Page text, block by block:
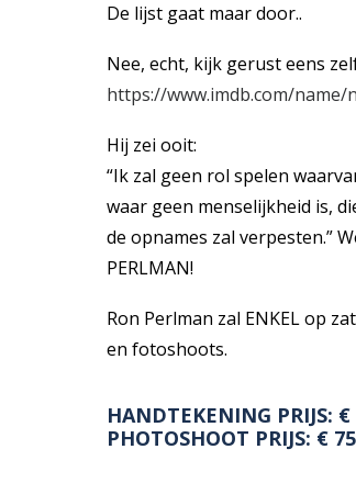
De lijst gaat maar door..
Nee, echt, kijk gerust eens
https://www.imdb.com/name/
Hij zei ooit:
“Ik zal geen rol spelen
waar geen menselijkheid is,
de opnames zal verpesten.”
PERLMAN!
Ron Perlman zal ENKEL op
en fotoshoots.
HANDTEKENING PRIJS: €
PHOTOSHOOT PRIJS: € 75